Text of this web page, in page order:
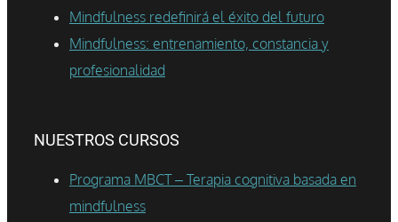
Mindfulness redefinirá el éxito del futuro
Mindfulness: entrenamiento, constancia y
profesionalidad
NUESTROS CURSOS
Programa MBCT – Terapia cognitiva basada en
mindfulness